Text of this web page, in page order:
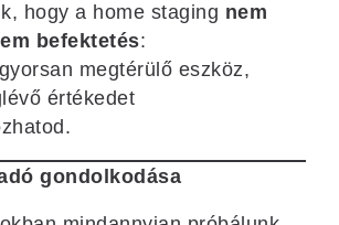
hogy a home staging nem
befektetés:
megtérülő eszköz,
értékedet
gondolkodása